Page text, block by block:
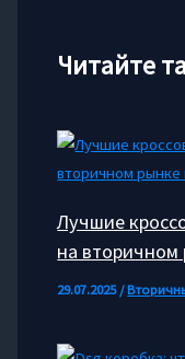
Читайте
Лучшие
на вторичном
29.07.2025/